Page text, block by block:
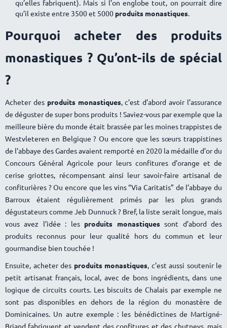
qu’elles fabriquent). Mais si l’on englobe tout, on pourrait dire
qu’il existe entre 3500 et 5000 produits monastiques.
Pourquoi acheter des produits
monastiques ? Qu’ont-ils de spécial
?
Acheter des produits monastiques, c’est d’abord avoir l’assurance
de déguster de super bons produits ! Saviez-vous par exemple que la
meilleure bière du monde était brassée par les moines trappistes de
Westvleteren en Belgique ? Ou encore que les sœurs trappistines
de l’abbaye des Gardes avaient remporté en 2020 la médaille d’or du
Concours Général Agricole pour leurs confitures d’orange et de
cerise griottes, récompensant ainsi leur savoir-faire artisanal de
confiturières ? Ou encore que les vins “Via Caritatis” de l’abbaye du
Barroux étaient régulièrement primés par les plus grands
dégustateurs comme Jeb Dunnuck ? Bref, la liste serait longue, mais
vous avez l’idée : les produits monastiquessont d’abord des
produits reconnus pour leur qualité hors du commun et leur
gourmandise bien touchée !
Ensuite, acheter des produits monastiques, c’est aussi soutenir le
petit artisanat français, local, avec de bons ingrédients, dans une
logique de circuits courts. Les biscuits de Chalais par exemple ne
sont pas disponibles en dehors de la région du monastère de
Dominicaines. Un autre exemple : les bénédictines de Martigné-
Briand fabriquent et vendent des confitures et des chutneys, mais